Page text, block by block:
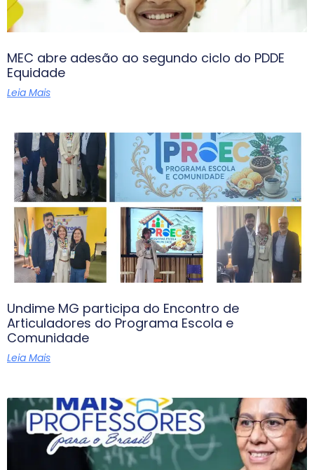
MEC abre adesão ao segundo ciclo do PDDE
Equidade
Leia Mais
Undime MG participa do Encontro de
Articuladores do Programa Escola e
Comunidade
Leia Mais